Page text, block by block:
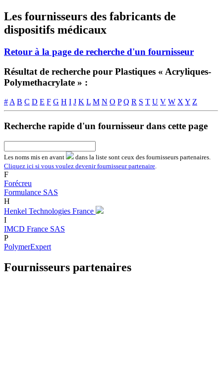
Les fournisseurs des fabricants de
dispositifs médicaux
Retour à la page de recherche d'un fournisseur
Résultat de recherche pour Plastiques « Acryliques-
Polymethacrylate » :
# A B C D E F G H I J K L M N O P Q R S T U V W X Y Z
Recherche rapide d'un fournisseur dans cette page
Les noms mis en avant
dans la liste sont ceux des fournisseurs partenaires.
Cliquez ici si vous voulez devenir fournisseur partenaire
F
Forécreu
Formulance SAS
H
Henkel Technologies France
I
IMCD France SAS
P
PolymerExpert
Fournisseurs partenaires